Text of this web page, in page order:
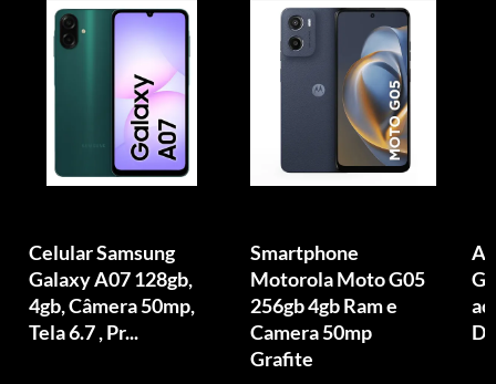
Celular Samsung
Galaxy A07 128gb,
4gb, Câmera 50mp,
Tela 6.7 , Pr...
Smartphone
Motorola Moto G05
256gb 4gb Ram e
Camera 50mp
Grafite